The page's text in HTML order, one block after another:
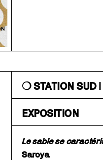
❍ STATION SUD
EXPOSITION
Le sable se
Saroya